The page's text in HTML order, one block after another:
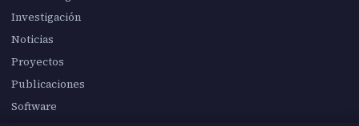
Investigación
Noticias
Proyectos
Publicaciones
Software